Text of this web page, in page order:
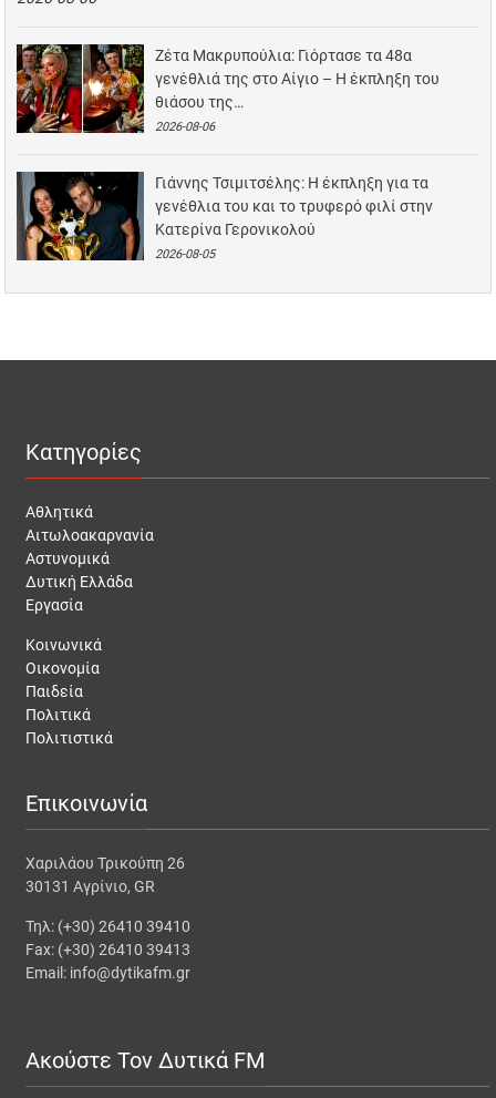
Ζέτα Μακρυπούλια: Γιόρτασε τα 48α
γενέθλιά της στο Αίγιο – Η έκπληξη του
θιάσου της…
2026-08-06
Γιάννης Τσιμιτσέλης: Η έκπληξη για τα
γενέθλια του και το τρυφερό φιλί στην
Κατερίνα Γερονικολού
2026-08-05
Κατηγορίες
Αθλητικά
Αιτωλοακαρνανία
Αστυνομικά
Δυτική Ελλάδα
Εργασία
Κοινωνικά
Οικονομία
Παιδεία
Πολιτικά
Πολιτιστικά
Επικοινωνία
Χαριλάου Τρικούπη 26
30131 Αγρίνιο, GR
Τηλ: (+30) 26410 39410
Fax: (+30) 26410 39413
Email: info@dytikafm.gr
Ακούστε Τον Δυτικά FM